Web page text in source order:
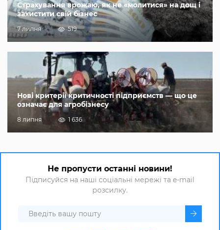
Страхування врожаю, як не «молитися» на дощ і
захистити свій бізнес
7 липня 519
Нові критерії критичності підприємств — що це
означає для агробізнесу
8 липня 1 636
Не пропусти останні новини!
Підписуйся на наші соціальні мережі та e-mail
розсилку.